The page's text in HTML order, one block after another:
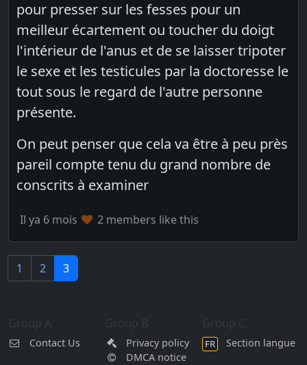
pour presser sur les fesses pour un
meilleur écartement ou toucher du doigt
l'intérieur de l'anus et de se laisser tripoter
le sexe et les testicules par la doctoresse le
tout sous le regard de l'autre personne
présente.
On peut penser que cela va être à peu près
pareil compte tenu du grand nombre de
conscrits à examiner
Il ya 6 mois 2 members like this
1 2 3
Contact Us
Privacy policy
DMCA notice
FR Section langue